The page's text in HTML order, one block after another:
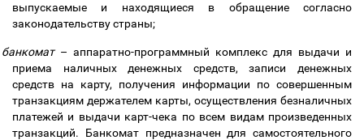
выпускаемые и находящиеся в обращение согласно
законодательству страны;
банкомат – аппаратно-программный комплекс для выдачи и
приема наличных денежных средств, записи денежных
средств на карту, получения информации по совершенным
транзакциям держателем карты, осуществления безналичных
платежей и выдачи карт-чека по всем видам произведенных
транзакций. Банкомат предназначен для самостоятельного